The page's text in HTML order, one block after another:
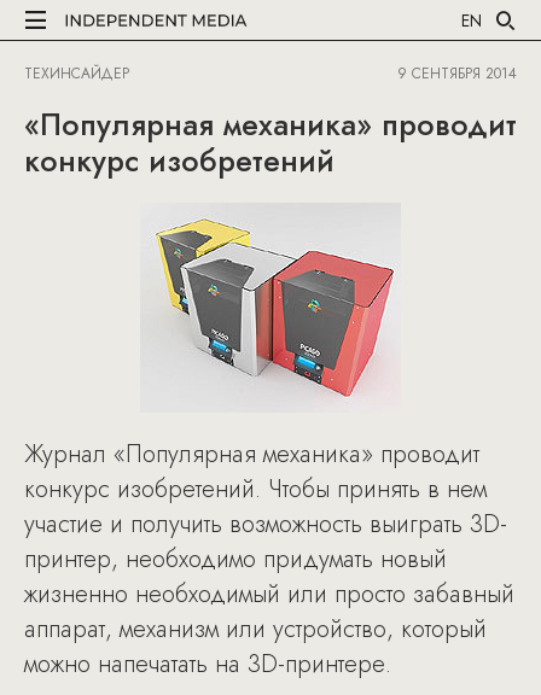
EN
ТЕХИНСАЙДЕР 9 СЕНТЯБРЯ 2014
«Популярная механика» проводит
конкурс изобретений
Журнал «Популярная механика» проводит
конкурс изобретений. Чтобы принять в нем
участие и получить возможность выиграть 3D-
принтер, необходимо придумать новый
жизненно необходимый или просто забавный
аппарат, механизм или устройство, который
можно напечатать на 3D-принтере.